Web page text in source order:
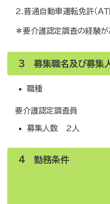
2.普通自動車運転免許（ＡＴ
＊要介護認定調査の経験
3 募集職名及び募集
職種
要介護認定調査員
募集人数 2人
4 勤